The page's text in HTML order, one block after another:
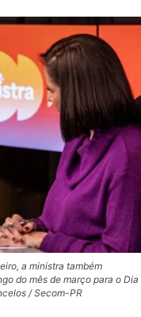
a ministra também
do mês de março para o Dia
/ Secom-PR